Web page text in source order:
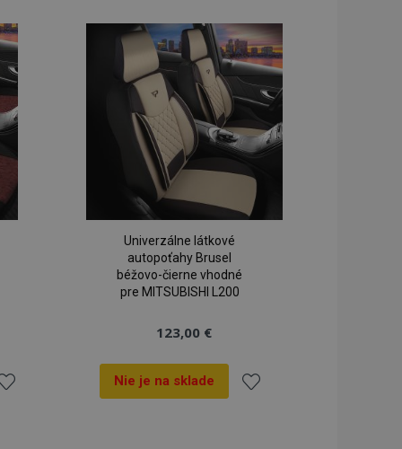
zoznamu
prianí
Univerzálne látkové
autopoťahy Brusel
béžovo-čierne vhodné
pre MITSUBISHI L200
123,00 €
Nie je na sklade
použitia môže
dobrým
stavu
úložisku.
na strane
Cookie-
súhlasu
Je nevyhnutné,
fungoval
Keď
cookie,
a nastaví
true.
prezeraných